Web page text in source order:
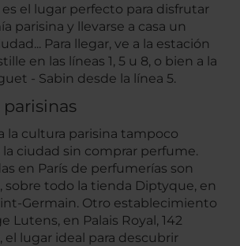
es el lugar perfecto para disfrutar
parisina y llevarse a casa un
Para llegar, ve a la estación
en las líneas 1, 5 u 8, o bien a la
- Sabin desde la línea 5.
la cultura parisina tampoco
ciudad sin comprar perfume.
en París de perfumerías son
sobre todo la tienda Diptyque, en
Germain. Otro establecimiento
Lutens, en Palais Royal, 142
el lugar ideal para descubrir